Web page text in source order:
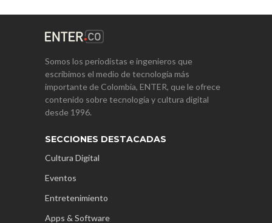
Somos los periodistas e ingenieros que
escribimos el medio de tecnología más
importante de Colombia, ENTER, que le ofrece
contenido sobre tecnología y cultura digital
desde 1996.
SECCIONES DESTACADAS
Cultura Digital
Eventos
Entretenimiento
Apps & Software